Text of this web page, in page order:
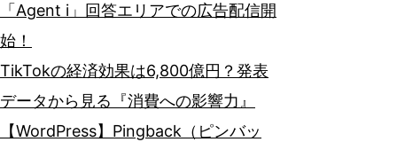
「Agent i」回答エリアでの広告配信開
始！
TikTokの経済効果は6,800億円？発表
データから見る『消費への影響力』
【WordPress】Pingback（ピンバッ